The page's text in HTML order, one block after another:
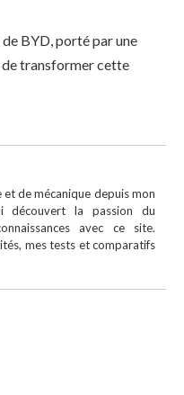
BYD, porté par une
transformer cette
de mécanique depuis mon
découvert la passion du
avec ce site.
mes tests et comparatifs